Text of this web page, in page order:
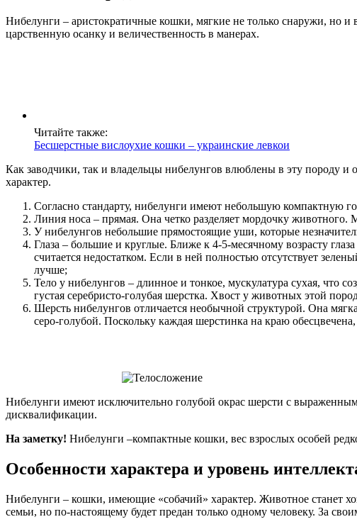
Нибелунги – аристократичные кошки, мягкие не только снаружи, но и
царственную осанку и величественность в манерах.
Читайте также:
Бесшерстные вислоухие кошки – украинские левкои
Как заводчики, так и владельцы нибелунгов влюблены в эту породу
характер.
Согласно стандарту, нибелунги имеют небольшую
Линия носа – прямая. Она четко разделяет мордочку животного.
У нибелунгов небольшие прямостоящие уши, которые
Глаза – большие и круглые. Ближе к 4-5-месячному возрасту
считается недостатком. Если в ней полностью отсутствует
лучше;
Тело у нибелунгов – длинное и тонкое, мускулатура сухая, что
густая серебристо-голубая шерстка. Хвост у животных этой
Шерсть нибелунгов отличается необычной структурой. Она
серо-голубой. Поскольку каждая шерстинка на краю
Нибелунги имеют исключительно голубой окрас шерсти с
дисквалификации.
На заметку! Нибелунги –компактные кошки, вес взрослых особей
Особенности характера и уровень
Нибелунги – кошки, имеющие «собачий» характер. Животное станет
семьи, но по-настоящему будет предан только одному человеку. За